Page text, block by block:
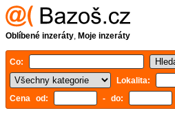
Oblíbené inzeráty, Moje inzeráty
Co:
Lokalita:
Cena od:
- do: